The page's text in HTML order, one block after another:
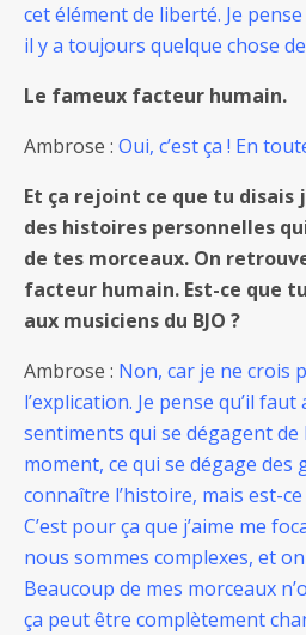
cet élément de liberté. Je
il y a toujours quelque chose
Le fameux facteur humain.
Ambrose : Oui, c’est ça ! En
Et ça rejoint ce que tu
des histoires personnelles
de tes morceaux. On
facteur humain. Est-ce que
aux musiciens du BJO ?
Ambrose : Non, car je ne crois
l’explication. Je pense qu’il
sentiments qui se dégagent de
moment, ce qui se dégage des
connaître l’histoire, mais est-
C’est pour ça que j’aime me
nous sommes complexes, et
Beaucoup de mes morceaux
ça peut être complètement